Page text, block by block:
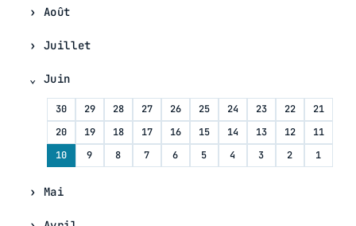
Août
Juillet
Juin
30 29 28 27 26 25 24 23 22
21
20
19 18 17 16 15 14 13 12
11
10
9 8 7 6 5 4 3 2 1
Mai